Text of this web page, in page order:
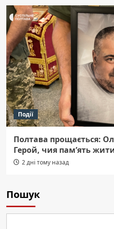
Події
Полтава прощається:
Герой, чия пам’ять
2 дні тому назад
Пошук